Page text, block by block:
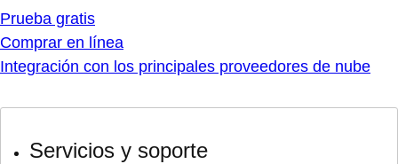
Prueba gratis
Comprar en línea
Integración con los principales proveedores de nube
Servicios y soporte